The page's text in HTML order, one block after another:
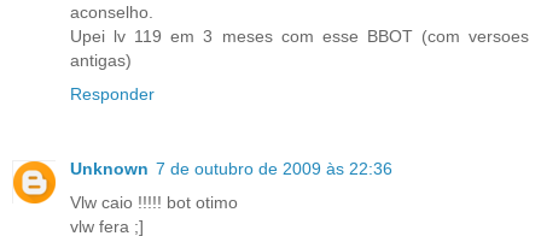
aconselho.
Upei lv 119 em 3 meses com esse BBOT (com versoes
antigas)
Responder
Unknown 7 de outubro de 2009 às 22:36
Vlw caio !!!!! bot otimo
vlw fera ;]